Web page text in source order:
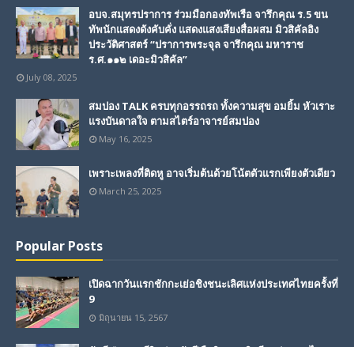
อบจ.สมุทรปราการ ร่วมมือกองทัพเรือ จารึกคุณ ร.5 ขน
ทัพนักแสดงดังคับคั่ง แสดงแสงเสียงสื่อผสม มิวสิคัลอิง
ประวัติศาสตร์ “ปราการพระจุล จารึกคุณ มหาราช
ร.ศ.๑๑๒ เดอะมิวสิคัล”
July 08, 2025
สมปอง TALK ครบทุกอรรถรถ ทั้งความสุข อมยิ้ม หัวเราะ
แรงบันดาลใจ ตามสไตร์อาจารย์สมปอง
May 16, 2025
เพราะเพลงที่ติดหู อาจเริ่มต้นด้วยโน้ตตัวแรกเพียงตัวเดียว
March 25, 2025
Popular Posts
เปิดฉากวันแรกชักกะเย่อชิงชนะเลิศแห่งประเทศไทยครั้งที่
9
มิถุนายน 15, 2567